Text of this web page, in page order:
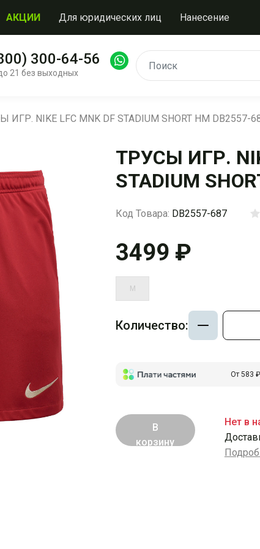
АКЦИИ Для юридических лиц Нанесение
300-64-56
21 без выходных
ИГР. NIKE LFC MNK DF STADIUM SHORT HM DB2557-
ТРУСЫ ИГР.
STADIUM
Код Товара: DB2557-687
3499 ₽
M
Количество:
От 583
В
корзину
Нет в